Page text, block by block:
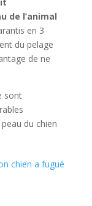
de l’animal
en 3
du pelage
de ne
sont
du chien
chien a fugué